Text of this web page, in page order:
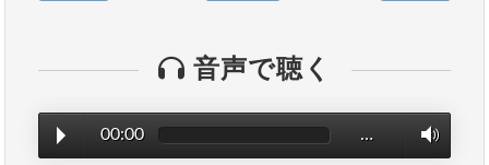
音声で聴く
00:00 …